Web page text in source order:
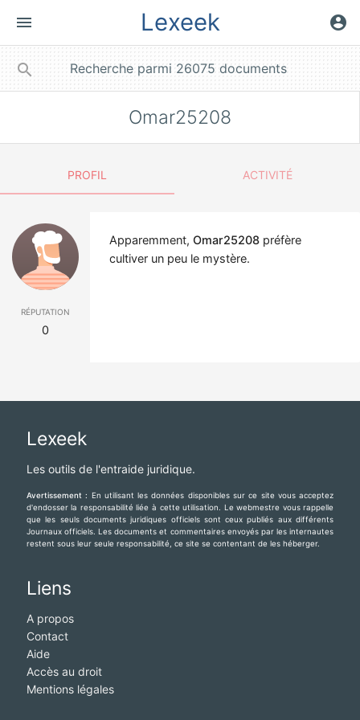
menu Lexeek account_circle
search
Omar25208
PROFIL ACTIVITÉ
réputation
0
Apparemment, Omar25208 préfère
cultiver un peu le mystère.
Lexeek
Les outils de l'entraide juridique.
Avertissement : En utilisant les données disponibles sur ce site vous acceptez
d'endosser la responsabilité liée à cette utilisation. Le webmestre vous rappelle
que les seuls documents juridiques officiels sont ceux publiés aux différents
Journaux officiels. Les documents et commentaires envoyés par les internautes
restent sous leur seule responsabilité, ce site se contentant de les héberger.
Liens
A propos
Contact
Aide
Accès au droit
Mentions légales